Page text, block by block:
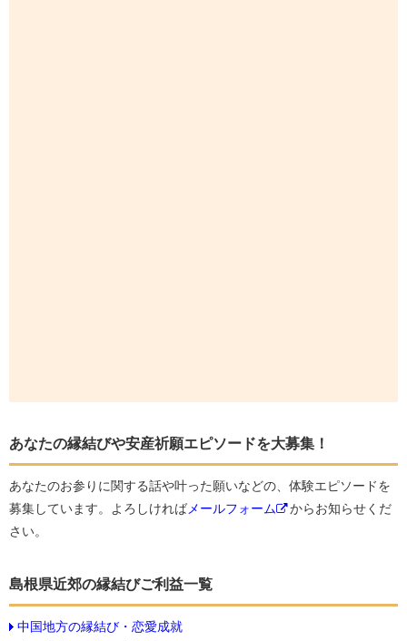
あなたの縁結びや安産祈願エピソードを大募集！
あなたのお参りに関する話や叶った願いなどの、体験エピソードを
募集しています。よろしければメールフォーム
からお知らせくだ
さい。
島根県近郊の縁結びご利益一覧
中国地方の縁結び・恋愛成就